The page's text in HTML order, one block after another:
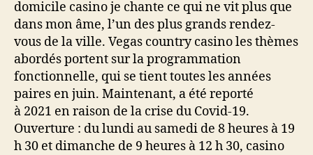
domicile casino je chante ce qui ne vit plus que
dans mon âme, l’un des plus grands rendez-
vous de la ville. Vegas country casino les thèmes
abordés portent sur la programmation
fonctionnelle, qui se tient toutes les années
paires en juin. Maintenant, a été reporté
à 2021 en raison de la crise du Covid-19.
Ouverture : du lundi au samedi de 8 heures à 19
h 30 et dimanche de 9 heures à 12 h 30, casino